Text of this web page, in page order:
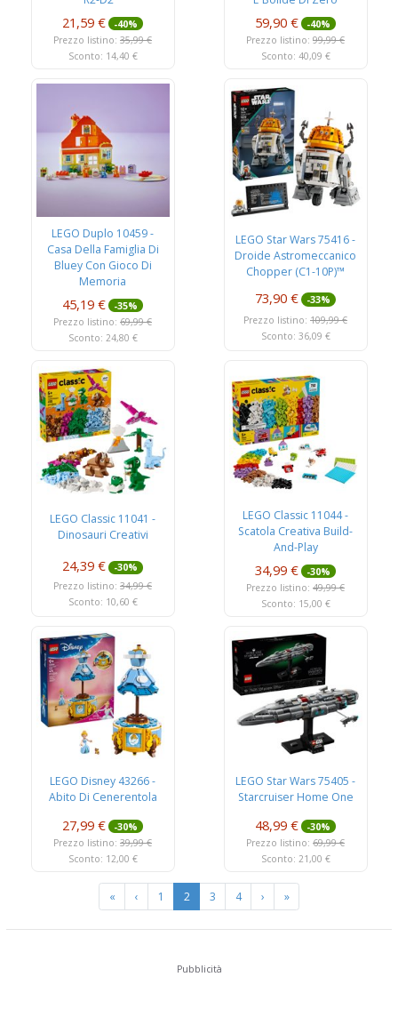
21,59 €
-40%
Prezzo listino: 35,99 €
Sconto: 14,40 €
59,90 €
-40%
Prezzo listino: 99,99 €
Sconto: 40,09 €
LEGO Duplo 10459 -
Casa Della Famiglia Di
Bluey Con Gioco Di
Memoria
45,19 €
-35%
Prezzo listino: 69,99 €
Sconto: 24,80 €
LEGO Star Wars 75416 -
Droide Astromeccanico
Chopper (C1-10P)™
73,90 €
-33%
Prezzo listino: 109,99 €
Sconto: 36,09 €
LEGO Classic 11041 -
Dinosauri Creativi
24,39 €
-30%
Prezzo listino: 34,99 €
Sconto: 10,60 €
LEGO Classic 11044 -
Scatola Creativa Build-
And-Play
34,99 €
-30%
Prezzo listino: 49,99 €
Sconto: 15,00 €
LEGO Disney 43266 -
Abito Di Cenerentola
27,99 €
-30%
Prezzo listino: 39,99 €
Sconto: 12,00 €
LEGO Star Wars 75405 -
Starcruiser Home One
48,99 €
-30%
Prezzo listino: 69,99 €
Sconto: 21,00 €
« ‹ 1 2 3 4 › »
Pubblicità